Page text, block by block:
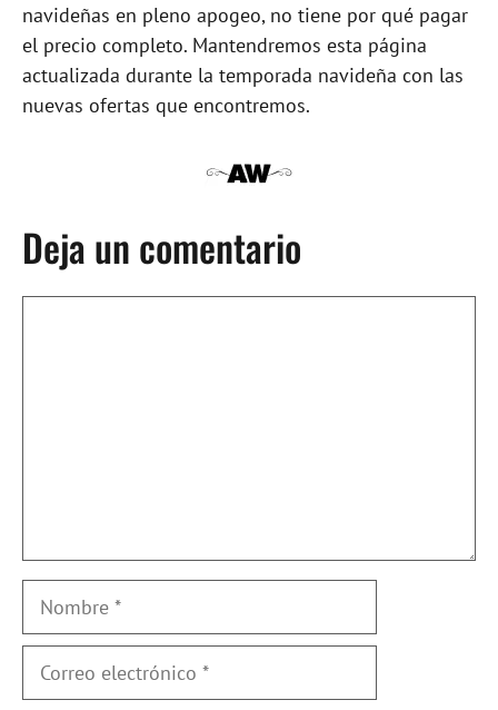
navideñas en pleno apogeo, no tiene por qué pagar
el precio completo. Mantendremos esta página
actualizada durante la temporada navideña con las
nuevas ofertas que encontremos.
Deja un comentario
Nombre
Correo